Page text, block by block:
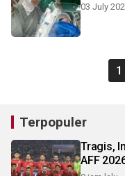
03 July
1
Terpopuler
Tragis,
AFF